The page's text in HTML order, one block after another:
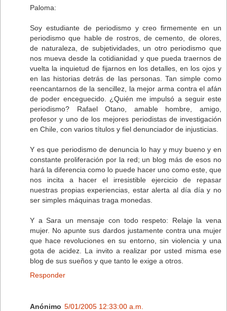
Paloma:
Soy estudiante de periodismo y creo firmemente en un
periodismo que hable de rostros, de cemento, de olores,
de naturaleza, de subjetividades, un otro periodismo que
nos mueva desde la cotidianidad y que pueda traernos de
vuelta la inquietud de fijarnos en los detalles, en los ojos y
en las historias detrás de las personas. Tan simple como
reencantarnos de la sencillez, la mejor arma contra el afán
de poder enceguecido. ¿Quién me impulsó a seguir este
periodismo? Rafael Otano, amable hombre, amigo,
profesor y uno de los mejores periodistas de investigación
en Chile, con varios títulos y fiel denunciador de injusticias.
Y es que periodismo de denuncia lo hay y muy bueno y en
constante proliferación por la red; un blog más de esos no
hará la diferencia como lo puede hacer uno como este, que
nos incita a hacer el irresistible ejercicio de repasar
nuestras propias experiencias, estar alerta al día día y no
ser simples máquinas traga monedas.
Y a Sara un mensaje con todo respeto: Relaje la vena
mujer. No apunte sus dardos justamente contra una mujer
que hace revoluciones en su entorno, sin violencia y una
gota de acidez. La invito a realizar por usted misma ese
blog de sus sueños y que tanto le exige a otros.
Responder
Anónimo 5/01/2005 12:33:00 a.m.